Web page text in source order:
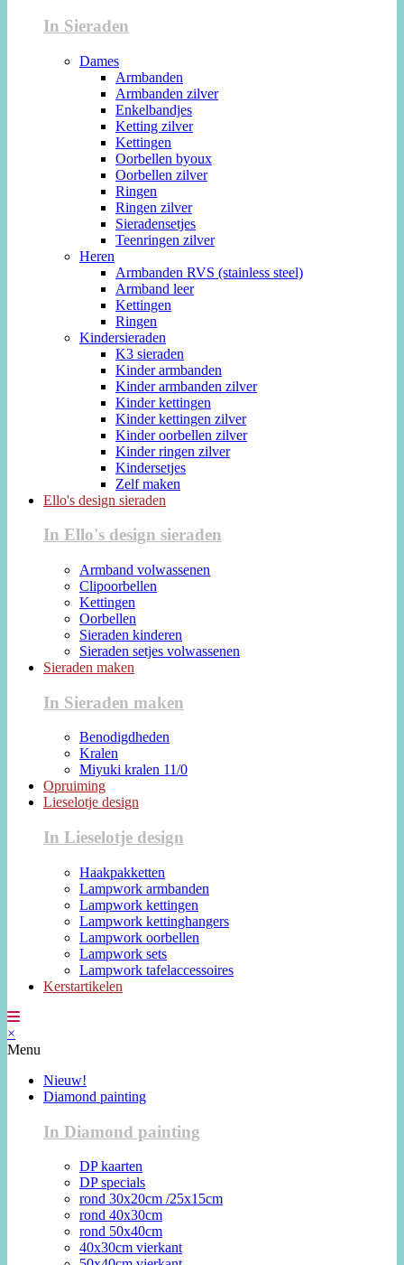
In Sieraden
Dames
Armbanden
Armbanden zilver
Enkelbandjes
Ketting zilver
Kettingen
Oorbellen byoux
Oorbellen zilver
Ringen
Ringen zilver
Sieradensetjes
Teenringen zilver
Heren
Armbanden RVS (stainless steel)
Armband leer
Kettingen
Ringen
Kindersieraden
K3 sieraden
Kinder armbanden
Kinder armbanden zilver
Kinder kettingen
Kinder kettingen zilver
Kinder oorbellen zilver
Kinder ringen zilver
Kindersetjes
Zelf maken
Ello's design sieraden
In Ello's design sieraden
Armband volwassenen
Clipoorbellen
Kettingen
Oorbellen
Sieraden kinderen
Sieraden setjes volwassenen
Sieraden maken
In Sieraden maken
Benodigdheden
Kralen
Miyuki kralen 11/0
Opruiming
Lieselotje design
In Lieselotje design
Haakpakketten
Lampwork armbanden
Lampwork kettingen
Lampwork kettinghangers
Lampwork oorbellen
Lampwork sets
Lampwork tafelaccessoires
Kerstartikelen
×
Menu
Nieuw!
Diamond painting
In Diamond painting
DP kaarten
DP specials
rond 30x20cm /25x15cm
rond 40x30cm
rond 50x40cm
40x30cm vierkant